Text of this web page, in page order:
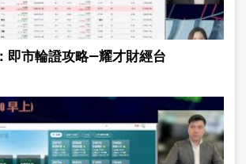
即市輪證攻略—耀才財經台